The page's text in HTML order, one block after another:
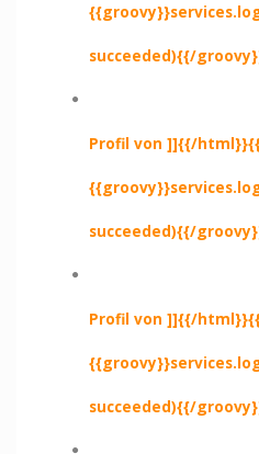
succeeded){{/
Profil von ]]{{/
succeeded){{/
Profil von ]]{{/
succeeded){{/